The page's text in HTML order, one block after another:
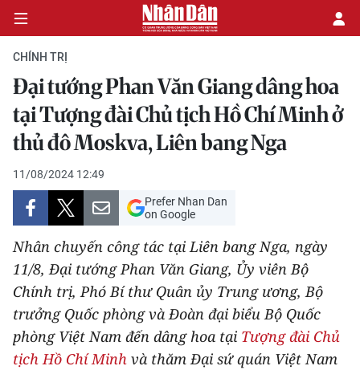
CHÍNH TRỊ
KINH TẾ
VĂN HÓA
XÃ HỘI
PHÁP LUẬT
DU LỊCH
THẾ GIỚI
CHÍNH TRỊ
Đại tướng Phan Văn Giang dâng hoa
tại Tượng đài Chủ tịch Hồ Chí Minh ở
thủ đô Moskva, Liên bang Nga
11/08/2024 12:49
Prefer Nhan Dan
on Google
Nhân chuyến công tác tại Liên bang Nga, ngày
11/8, Đại tướng Phan Văn Giang, Ủy viên Bộ
Chính trị, Phó Bí thư Quân ủy Trung ương, Bộ
trưởng Quốc phòng và Đoàn đại biểu Bộ Quốc
phòng Việt Nam đến dâng hoa tại Tượng đài Chủ
tịch Hồ Chí Minh và thăm Đại sứ quán Việt Nam